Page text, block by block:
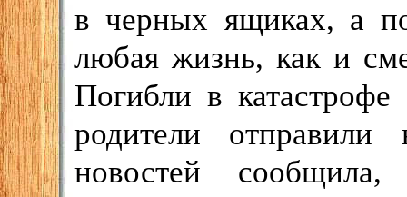
в черных ящиках, а
любая жизнь, как и
Погибли в катастрофе
родители
новостей